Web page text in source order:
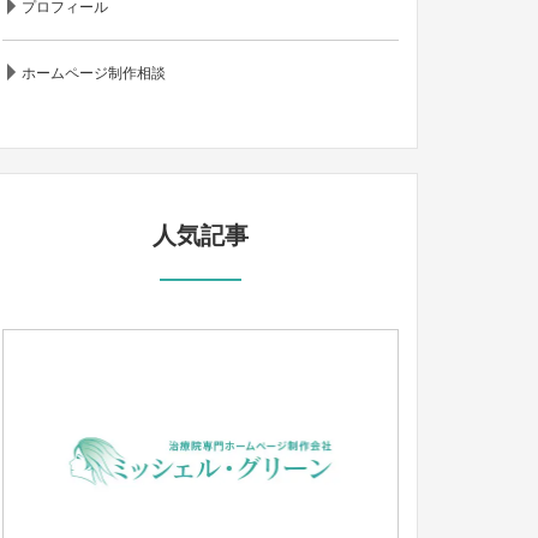
プロフィール
ホームページ制作相談
人気記事